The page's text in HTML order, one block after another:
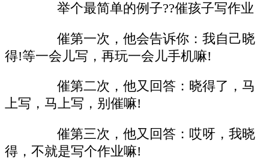
举个最简单的例子??催孩子写作业
催第一次，他会告诉你：我自己晓
得!等一会儿写，再玩一会儿手机嘛!
催第二次，他又回答：晓得了，马
上写，马上写，别催嘛!
催第三次，他又回答：哎呀，我晓
得，不就是写个作业嘛!